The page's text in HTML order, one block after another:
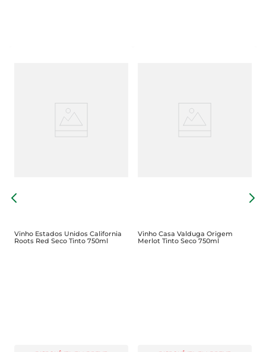
Vinho Estados Unidos California
Roots Red Seco Tinto 750ml
Vinho Casa Valduga Origem
Merlot Tinto Seco 750ml